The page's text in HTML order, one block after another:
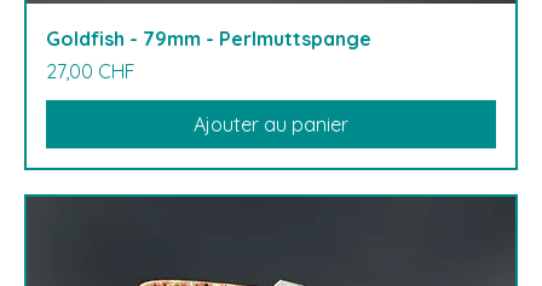
Goldfish - 79mm - Perlmuttspange
Prix
27,00 CHF
Ajouter au panier